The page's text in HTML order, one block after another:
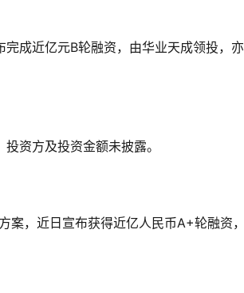
成近亿元B轮融资，由华业天成领投，
资方及投资金额未披露。
案，近日宣布获得近亿人民币A+轮融资